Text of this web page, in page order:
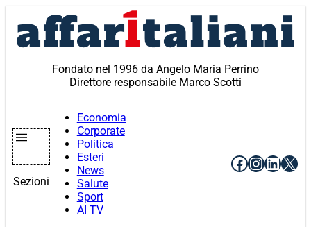
contenuto
Fondato nel 1996 da Angelo Maria Perrino
Direttore responsabile Marco Scotti
Sezioni
Economia
Corporate
Politica
Esteri
News
Salute
Sport
AI TV
Facebook
X